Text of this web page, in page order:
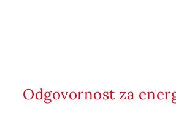
Odgovornost za